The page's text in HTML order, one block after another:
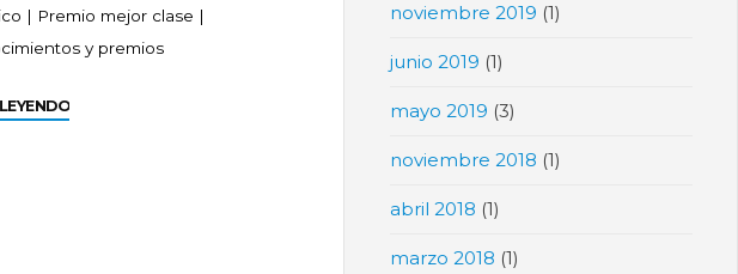
| Premio mejor clase |
y premios
noviembre 2019 (1)
junio 2019 (1)
mayo 2019 (3)
noviembre 2018 (1)
abril 2018 (1)
marzo 2018 (1)